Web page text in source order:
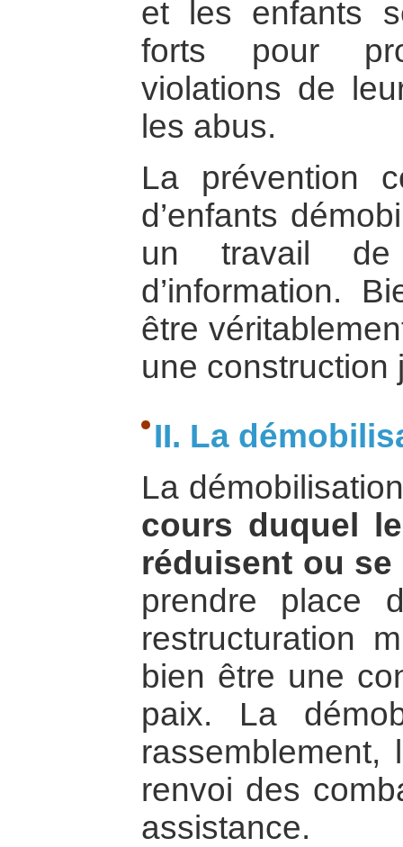
et les enfants
forts pour
violations de
les abus.
La prévention
d’enfants
un travail de
d’information.
être
une construction
II. La
La
cours duquel
réduisent ou
prendre place
restructuration
bien être une
paix. La
rassemblement,
renvoi des
assistance.